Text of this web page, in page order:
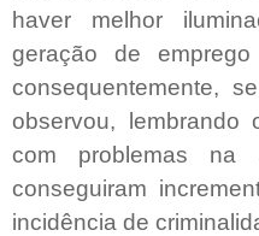
haver melhor
geração de
consequentemente,
observou,
com problemas na
conseguiram
incidência de